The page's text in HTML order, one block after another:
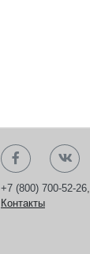
+7 (800) 700-52-26,
Контакты